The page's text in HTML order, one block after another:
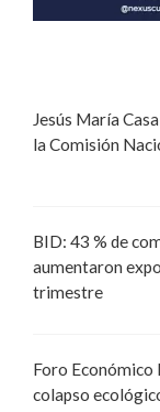
Jesús María
la Comisión
BID: 43 % de
aumentaron
trimestre
Foro Económico
colapso